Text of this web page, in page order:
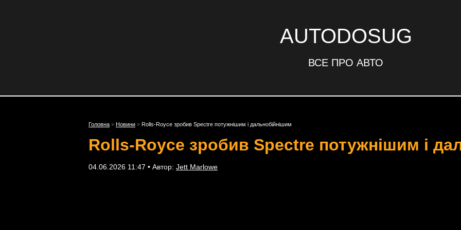
AUTODOSUG
ВСЕ ПРО АВТО
Головна » Новини » Rolls-Royce зробив Spectre потужнішим і дальнобійнішим
Rolls-Royce зробив Spectre потужнішим і
04.06.2026 11:47 • Автор: Jett Marlowe